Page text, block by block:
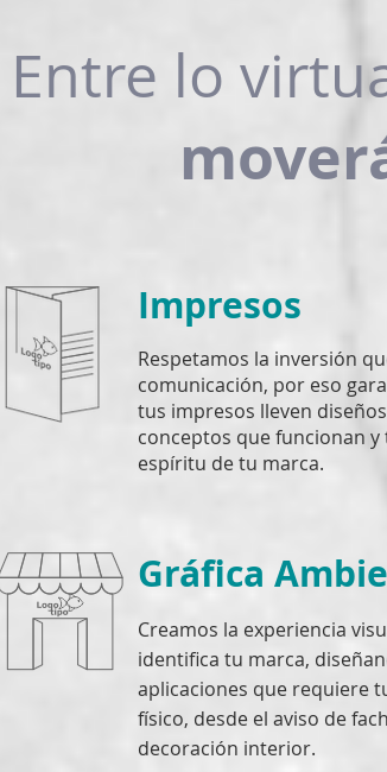
Entre lo
Impresos
Respetamos la inversión
comunicación, por eso
tus impresos lleven
conceptos que funcionan
espíritu de tu marca.
Gráfica
Creamos la experiencia
identifica tu marca,
aplicaciones que requiere
físico, desde el aviso de
decoración interior.